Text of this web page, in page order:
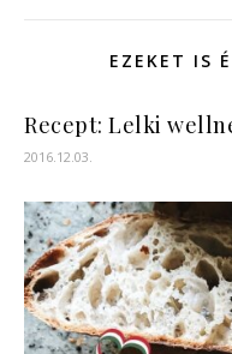
EZEKET IS
Recept: Lelki
2016.12.03.